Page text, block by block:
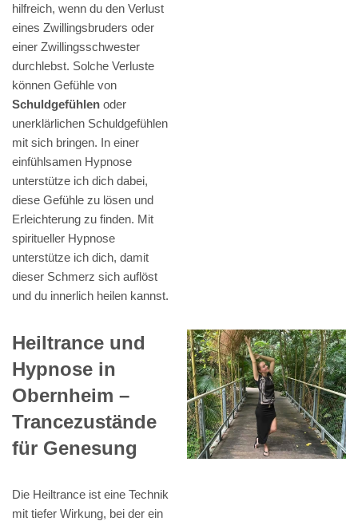
hilfreich, wenn du den Verlust
eines Zwillingsbruders oder
einer Zwillingsschwester
durchlebst. Solche Verluste
können Gefühle von
Schuldgefühlen oder
unerklärlichen Schuldgefühlen
mit sich bringen. In einer
einfühlsamen Hypnose
unterstütze ich dich dabei,
diese Gefühle zu lösen und
Erleichterung zu finden. Mit
spiritueller Hypnose
unterstütze ich dich, damit
dieser Schmerz sich auflöst
und du innerlich heilen kannst.
Heiltrance und
Hypnose in
Obernheim –
Trancezustände
für Genesung
Die Heiltrance ist eine Technik
mit tiefer Wirkung, bei der ein